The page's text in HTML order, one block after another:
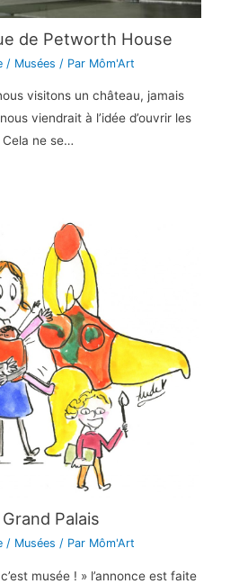
de Petworth House
/ Musées / Par Môm'Art
visitons un château, jamais
viendrait à l’idée d’ouvrir les
ne se…
Palais
/ Musées / Par Môm'Art
musée ! » l’annonce est faite